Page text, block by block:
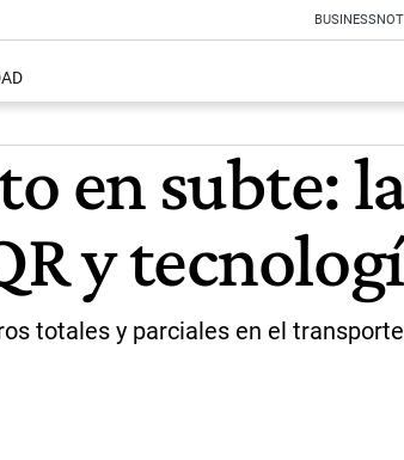
BUSINESS
en subte:
y
totales y parciales en el